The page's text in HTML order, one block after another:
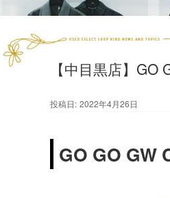
【中目黒店】GO
投稿日: 2022年4月26日
GO GO GW